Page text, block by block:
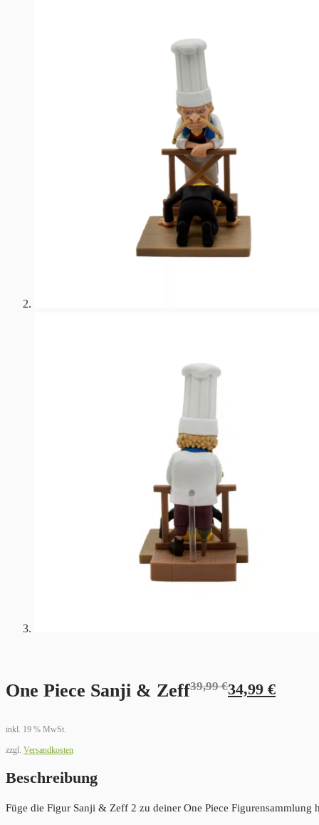
One Piece Sanji & Zeff39,99€
Ursprünglicher
34,99 €
Aktueller
inkl. 19 % MwSt.
zzgl. Versandkosten
Beschreibung
Füge die Figur Sanji & Zeff 2 zu deiner One Piece Figurensammlung